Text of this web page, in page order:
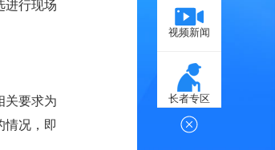
视频新闻
长者专区
进行现场
关要求为
情况，即